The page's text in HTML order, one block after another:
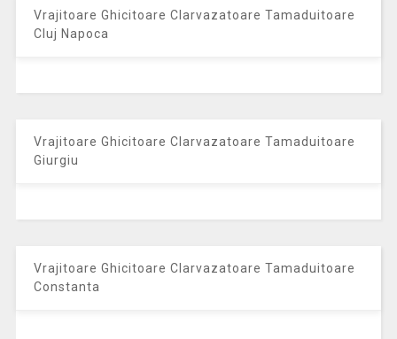
Vrajitoare Ghicitoare Clarvazatoare Tamaduitoare
Cluj Napoca
Vrajitoare Ghicitoare Clarvazatoare Tamaduitoare
Giurgiu
Vrajitoare Ghicitoare Clarvazatoare Tamaduitoare
Constanta